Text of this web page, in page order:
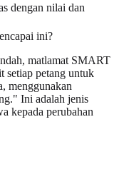
dengan nilai dan
ini?
matlamat SMART
setiap petang untuk
menggunakan
Ini adalah jenis
kepada perubahan